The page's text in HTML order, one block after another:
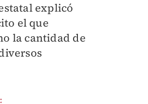
explicó
el que
la cantidad de